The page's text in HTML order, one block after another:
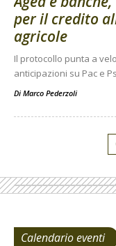
per il credito
agricole
Il protocollo punta a
anticipazioni su Pac e
Di Marco Pederzoli
Calendario eventi